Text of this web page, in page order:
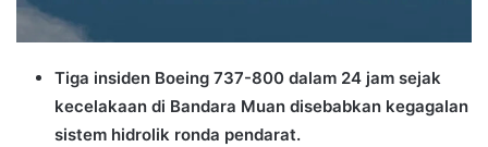
Tiga insiden Boeing 737-800 dalam 24 jam sejak
kecelakaan di Bandara Muan disebabkan kegagalan
sistem hidrolik ronda pendarat.